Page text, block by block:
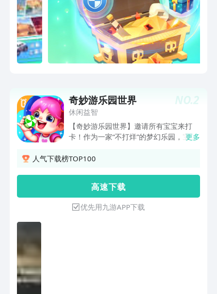
NO.2
奇妙游乐园世界
休闲益智
【奇妙游乐园世界】邀请所有宝宝来打
卡！作为一家“不打烊”的梦幻乐园，宝宝
耍！热门游乐项目，畅快玩这里囊括20
过。“咻”——气垫船遇上冲击水流，开始
冲刺；小心，前方有漩涡，宝宝注意及时
向两侧“漂移”。花车建造计划已启动，爱
更多
人气下载榜TOP100
高 速 下 载
优先用九游APP下载